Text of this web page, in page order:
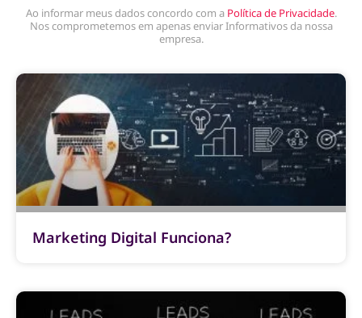
Ao informar meus dados concordo com a Política de Privacidade.
Nos comprometemos em apenas enviar Informativos da nossa
empresa.
Marketing Digital Funciona?